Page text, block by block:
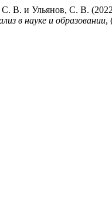
и Ульянов, С. В. (2022)
в науке и образовании,